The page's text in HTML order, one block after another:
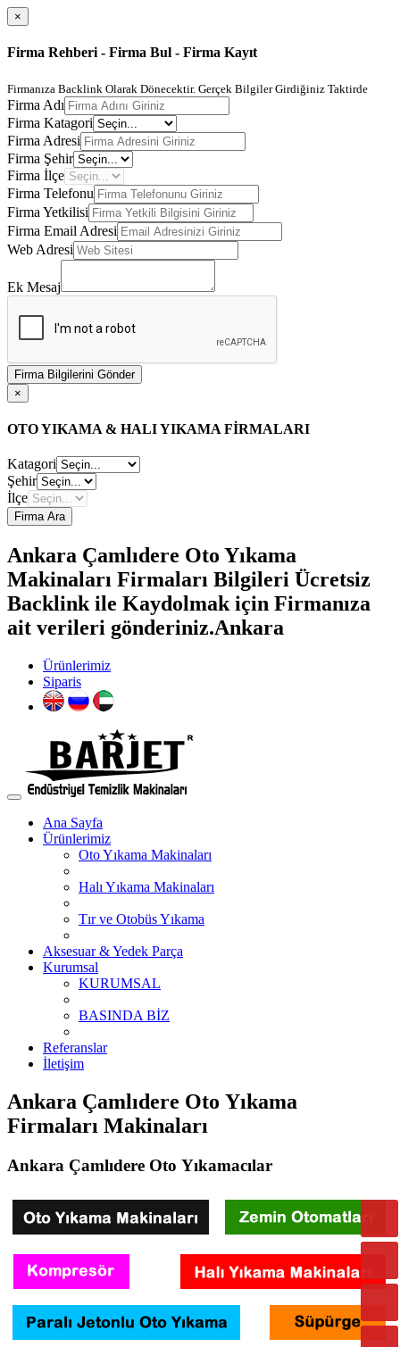
×
Firma Rehberi - Firma Bul - Firma Kayıt
Firmanıza Backlink Olarak Dönecektir. Gerçek Bilgiler Girdiğiniz Taktirde
Firma Adı
Firma Katagori
Firma Adresi
Firma Şehir
Firma İlçe
Firma Telefonu
Firma Yetkilisi
Firma Email Adresi
Web Adresi
Ek Mesaj
Firma Bilgilerini Gönder
×
OTO YIKAMA & HALI YIKAMA FİRMALARI
Katagori
Şehir
İlçe
Firma Ara
Ankara Çamlıdere Oto Yıkama
Makinaları Firmaları Bilgileri Ücretsiz
Backlink ile Kaydolmak için Firmanıza
ait verileri gönderiniz.Ankara
Ürünlerimiz
Siparis
Ana Sayfa
Ürünlerimiz
Oto Yıkama Makinaları
Halı Yıkama Makinaları
Tır ve Otobüs Yıkama
Aksesuar & Yedek Parça
Kurumsal
KURUMSAL
BASINDA BİZ
Referanslar
İletişim
Ankara Çamlıdere Oto Yıkama
Firmaları Makinaları
Ankara Çamlıdere Oto Yıkamacılar